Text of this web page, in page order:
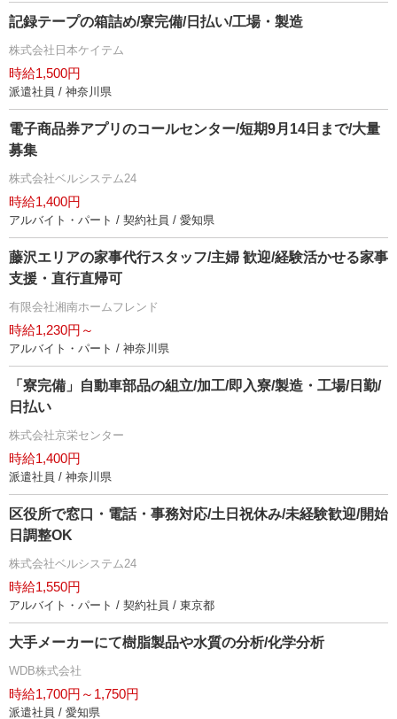
記録テープの箱詰め/寮完備/日払い/工場・製造
株式会社日本ケイテム
時給1,500円
派遣社員 / 神奈川県
電子商品券アプリのコールセンター/短期9月14日まで/大量
募集
株式会社ベルシステム24
時給1,400円
アルバイト・パート / 契約社員 / 愛知県
藤沢エリアの家事代行スタッフ/主婦 歓迎/経験活かせる家事
支援・直行直帰可
有限会社湘南ホームフレンド
時給1,230円～
アルバイト・パート / 神奈川県
「寮完備」自動車部品の組立/加工/即入寮/製造・工場/日勤/
日払い
株式会社京栄センター
時給1,400円
派遣社員 / 神奈川県
区役所で窓口・電話・事務対応/土日祝休み/未経験歓迎/開始
日調整OK
株式会社ベルシステム24
時給1,550円
アルバイト・パート / 契約社員 / 東京都
大手メーカーにて樹脂製品や水質の分析/化学分析
WDB株式会社
時給1,700円～1,750円
派遣社員 / 愛知県